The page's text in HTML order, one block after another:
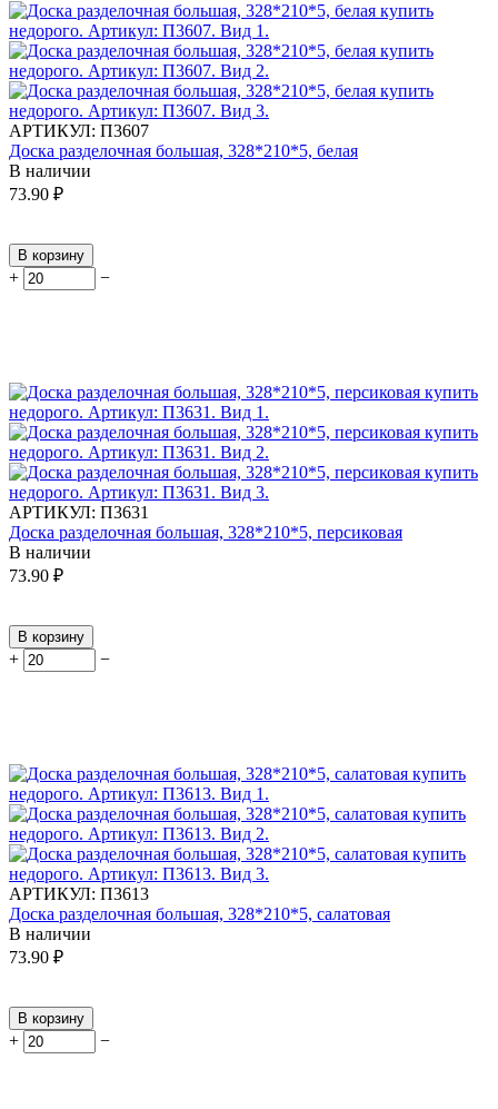
АРТИКУЛ: П3607
Доска разделочная большая, 328*210*5, белая
В наличии
73.90 ₽
В корзину
+ −
АРТИКУЛ: П3631
Доска разделочная большая, 328*210*5, персиковая
В наличии
73.90 ₽
В корзину
+ −
АРТИКУЛ: П3613
Доска разделочная большая, 328*210*5, салатовая
В наличии
73.90 ₽
В корзину
+ −